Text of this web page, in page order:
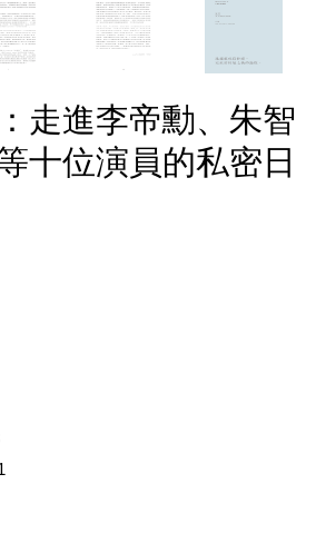
走進李帝勳、朱智
十位演員的私密日